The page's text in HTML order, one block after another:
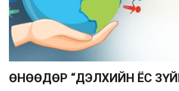
ӨНӨӨДӨР “ДЭЛХИЙН ЁС